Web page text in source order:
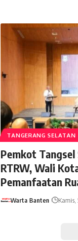
TANGERANG SELATAN
Pemkot
RTRW, Wali
Pemanfaatan
Warta Banten Kamis,